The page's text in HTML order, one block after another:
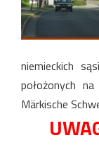
niemieckich
położonych
Märkische